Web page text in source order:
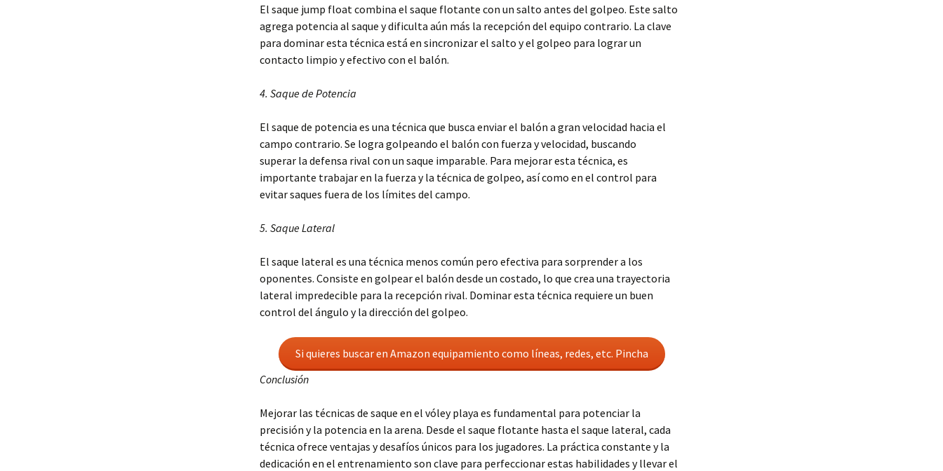
El saque jump float combina el saque flotante con un salto antes del golpeo. Este salto
agrega potencia al saque y dificulta aún más la recepción del equipo contrario. La clave
para dominar esta técnica está en sincronizar el salto y el golpeo para lograr un
contacto limpio y efectivo con el balón.
4. Saque de Potencia
El saque de potencia es una técnica que busca enviar el balón a gran velocidad hacia el
campo contrario. Se logra golpeando el balón con fuerza y velocidad, buscando
superar la defensa rival con un saque imparable. Para mejorar esta técnica, es
importante trabajar en la fuerza y la técnica de golpeo, así como en el control para
evitar saques fuera de los límites del campo.
5. Saque Lateral
El saque lateral es una técnica menos común pero efectiva para sorprender a los
oponentes. Consiste en golpear el balón desde un costado, lo que crea una trayectoria
lateral impredecible para la recepción rival. Dominar esta técnica requiere un buen
control del ángulo y la dirección del golpeo.
Si quieres buscar en Amazon equipamiento como líneas, redes, etc. Pincha
Conclusión
Mejorar las técnicas de saque en el vóley playa es fundamental para potenciar la
precisión y la potencia en la arena. Desde el saque flotante hasta el saque lateral, cada
técnica ofrece ventajas y desafíos únicos para los jugadores. La práctica constante y la
dedicación en el entrenamiento son clave para perfeccionar estas habilidades y llevar el